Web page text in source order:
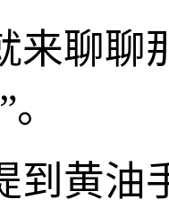
来聊聊
到黄油